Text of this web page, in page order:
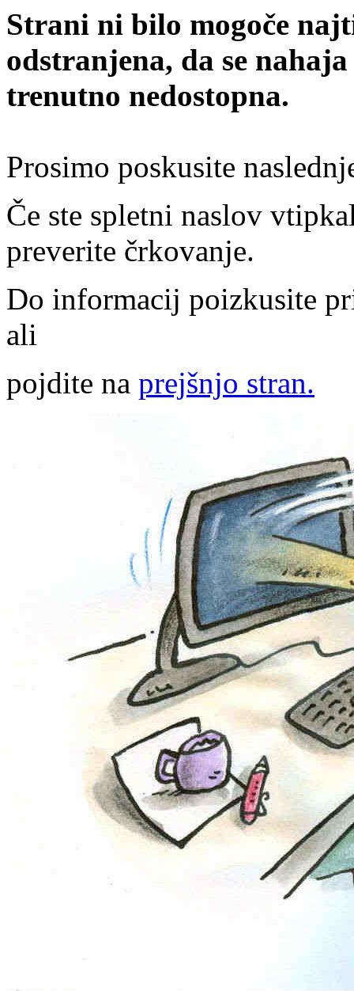
Strani ni bilo mogoče
odstranjena, da se
trenutno nedostopna.
Prosimo poskusite
Če ste spletni naslov
preverite črkovanje.
Do informacij poizkusite
ali
pojdite na prejšnjo stran.